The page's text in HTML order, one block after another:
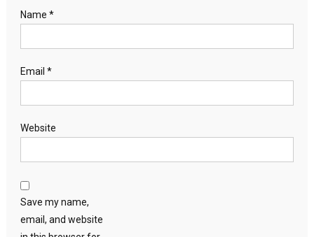
Name *
Email *
Website
Save my name,
email, and website